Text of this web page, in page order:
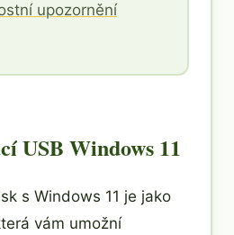
upozornění
USB Windows 11
s Windows 11 je jako
vám umožní